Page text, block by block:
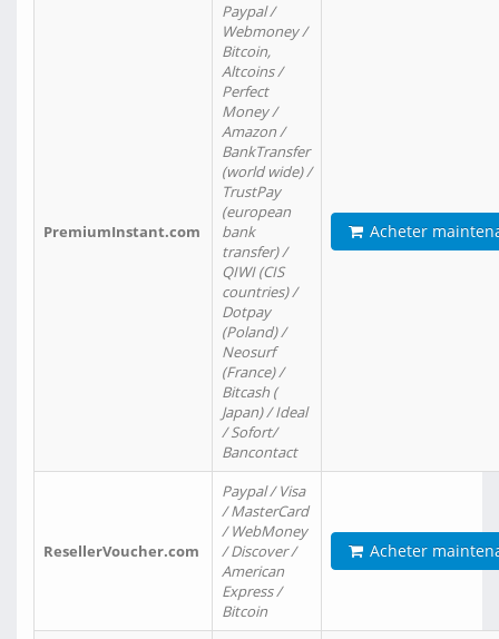
PremiumInstant.com
Paypal /
Webmoney /
Bitcoin,
Altcoins /
Perfect
Money /
Amazon /
BankTransfer
(world wide) /
TrustPay
(european
bank
transfer) /
QIWI (CIS
countries) /
Dotpay
(Poland) /
Neosurf
(France) /
Bitcash (
Japan) / Ideal
/ Sofort/
Bancontact
Acheter
ResellerVoucher.com
Paypal / Visa
/ MasterCard
/ WebMoney
/ Discover /
American
Express /
Bitcoin
Acheter